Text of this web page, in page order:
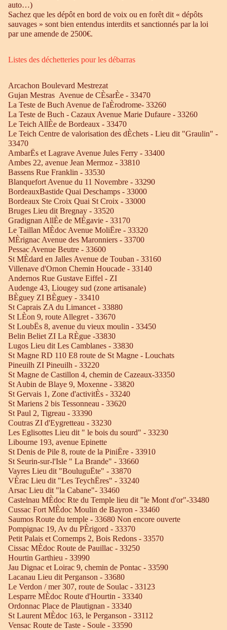
auto…)
Sachez que les dépôt en bord de voix ou en forêt dit « dépôts
sauvages » sont bien entendus interdits et sanctionnés par la loi
par une amende de 2500€.
Listes des déchetteries pour les débarras
Arcachon Boulevard Mestrezat
Gujan Mestras Avenue de CÈsarÈe - 33470
La Teste de Buch Avenue de l'aÈrodrome- 33260
La Teste de Buch - Cazaux Avenue Marie Dufaure - 33260
Le Teich AllÈe de Bordeaux - 33470
Le Teich Centre de valorisation des dÈchets - Lieu dit "Graulin" -
33470
AmbarËs et Lagrave Avenue Jules Ferry - 33400
Ambes 22, avenue Jean Mermoz - 33810
Bassens Rue Franklin - 33530
Blanquefort Avenue du 11 Novembre - 33290
BordeauxBastide Quai Deschamps - 33000
Bordeaux Ste Croix Quai St Croix - 33000
Bruges Lieu dit Bregnay - 33520
Gradignan AllÈe de MÈgavie - 33170
Le Taillan MÈdoc Avenue MoliËre - 33320
MÈrignac Avenue des Maronniers - 33700
Pessac Avenue Beutre - 33600
St MÈdard en Jalles Avenue de Touban - 33160
Villenave d'Ornon Chemin Houcade - 33140
Andernos Rue Gustave Eiffel - ZI
Audenge 43, Liougey sud (zone artisanale)
BÈguey ZI BÈguey - 33410
St Caprais ZA du Limancet - 33880
St LÈon 9, route Allegret - 33670
St LoubËs 8, avenue du vieux moulin - 33450
Belin Beliet ZI La RÈgue -33830
Lugos Lieu dit Les Camblanes - 33830
St Magne RD 110 E8 route de St Magne - Louchats
Pineuilh ZI Pineuilh - 33220
St Magne de Castillon 4, chemin de Cazeaux-33350
St Aubin de Blaye 9, Moxenne - 33820
St Gervais 1, Zone d'activitÈs - 33240
St Mariens 2 bis Tessonneau - 33620
St Paul 2, Tigreau - 33390
Coutras ZI d'Eygretteau - 33230
Les Eglisottes Lieu dit " le bois du sourd" - 33230
Libourne 193, avenue Epinette
St Denis de Pile 8, route de la PiniËre - 33910
St Seurin-sur-l'Isle " La Brande" - 33660
Vayres Lieu dit "BouluguËte" - 33870
VÈrac Lieu dit "Les TeychËres" - 33240
Arsac Lieu dit "la Cabane"- 33460
Castelnau MÈdoc Rte du Temple lieu dit "le Mont d'or"-33480
Cussac Fort MÈdoc Moulin de Bayron - 33460
Saumos Route du temple - 33680 Non encore ouverte
Pompignac 19, Av du PÈrigord - 33370
Petit Palais et Cornemps 2, Bois Redons - 33570
Cissac MÈdoc Route de Pauillac - 33250
Hourtin Garthieu - 33990
Jau Dignac et Loirac 9, chemin de Pontac - 33590
Lacanau Lieu dit Perganson - 33680
Le Verdon / mer 307, route de Soulac - 33123
Lesparre MÈdoc Route d'Hourtin - 33340
Ordonnac Place de Plautignan - 33340
St Laurent MÈdoc 163, le Perganson - 33112
Vensac Route de Taste - Soule - 33590